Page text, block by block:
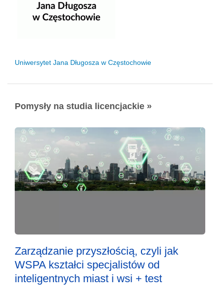
Uniwersytet Jana Długosza w Częstochowie
Pomysły na studia licencjackie »
Zarządzanie przyszłością, czyli jak
WSPA kształci specjalistów od
inteligentnych miast i wsi + test